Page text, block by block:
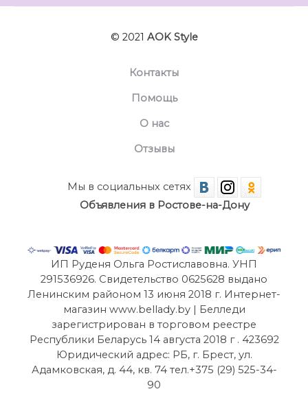
© 2021 AOK Style
Контакты
Помощь
О нас
Отзывы
Мы в социальных сетях
Объявления в Ростове-на-Дону
ИП Руденя Ольга Ростиславовна. УНП
291536926. Свидетельство 0625628 выдано
Ленинским районом 13 июня 2018 г. Интернет-
магазин www.bellady.by | Белледи
зарегистрирован в торговом реестре
Республики Беларусь 14 августа 2018 г . 423692
Юридический адрес: РБ, г. Брест, ул.
Адамковская, д. 44, кв. 74 тел.+375 (29) 525-34-
90